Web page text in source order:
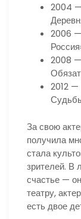
2004 —
2006 —
2008
2012 —
За свою
получила
стала
зрителей. В
счастье —
театру,
есть двое